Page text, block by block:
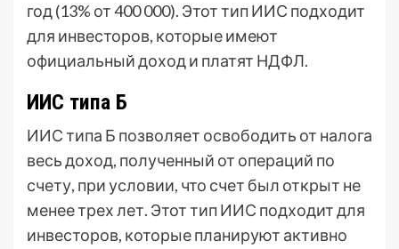
год (13% от 400 000). Этот тип ИИС подходит
для инвесторов, которые имеют
официальный доход и платят НДФЛ.
ИИС типа Б
ИИС типа Б позволяет освободить от налога
весь доход, полученный от операций по
счету, при условии, что счет был открыт не
менее трех лет. Этот тип ИИС подходит для
инвесторов, которые планируют активно